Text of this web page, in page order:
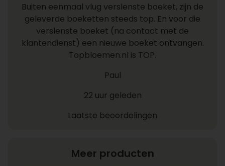
Buiten eenmaal vlug verslenste boeket, zijn de
geleverde boeketten steeds top. En voor die
verslenste boeket (na contact met de
klantendienst) een nieuwe boeket ontvangen.
Topbloemen.nl is TOP.
Paul
22 uur geleden
Laatste beoordelingen
Meer producten